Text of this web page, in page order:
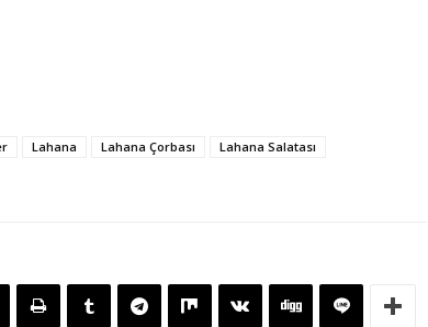
Lahana Lahana Çorbası
Lahana Salatası